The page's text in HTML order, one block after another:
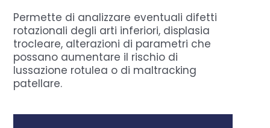
Permette di analizzare eventuali difetti
rotazionali degli arti inferiori, displasia
trocleare, alterazioni di parametri che
possano aumentare il rischio di
lussazione rotulea o di maltracking
patellare.